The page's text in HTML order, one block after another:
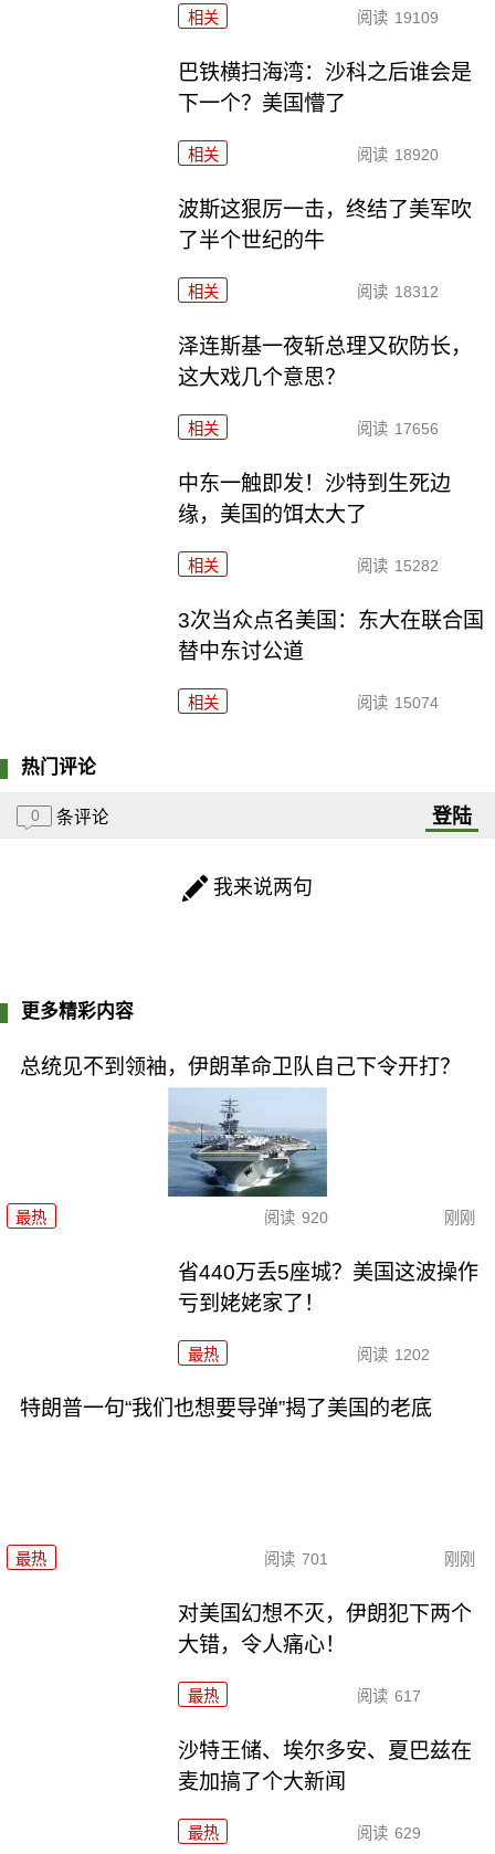
相关 阅读 19109
巴铁横扫海湾：沙科之后谁会是
下一个？美国懵了
相关 阅读 18920
波斯这狠厉一击，终结了美军吹
了半个世纪的牛
相关 阅读 18312
泽连斯基一夜斩总理又砍防长，
这大戏几个意思？
相关 阅读 17656
中东一触即发！沙特到生死边
缘，美国的饵太大了
相关 阅读 15282
3次当众点名美国：东大在联合国
替中东讨公道
相关 阅读 15074
热门评论
0 条评论 登陆
我来说两句
更多精彩内容
总统见不到领袖，伊朗革命卫队自己下令开打？
最热 阅读 920 刚刚
省440万丢5座城？美国这波操作
亏到姥姥家了！
最热 阅读 1202
特朗普一句“我们也想要导弹”揭了美国的老底
最热 阅读 701 刚刚
对美国幻想不灭，伊朗犯下两个
大错，令人痛心！
最热 阅读 617
沙特王储、埃尔多安、夏巴兹在
麦加搞了个大新闻
最热 阅读 629